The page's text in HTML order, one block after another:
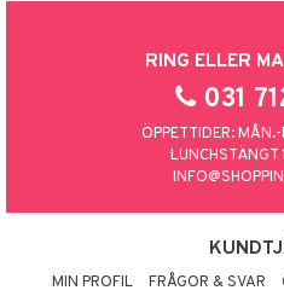
RING ELLER
031
ÖPPETTIDER:
MIN PROFIL FRÅGOR & SVAR